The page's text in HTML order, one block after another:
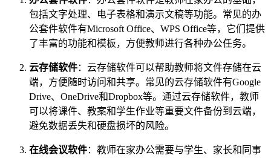
包括文字处理、电子表格和演示文稿等功能。常见的办
公套件软件有Microsoft Office、WPS Office等，它们提供
了丰富的功能和模板，方便教师进行各种办公任务。
云存储软件：云存储软件可以帮助教师将文件存储在云
端，方便随时访问和共享。常见的云存储软件有Google
Drive、OneDrive和Dropbox等。通过云存储软件，教师
可以将课件、教案和学生作业等重要文件备份到云端，
避免数据丢失和硬盘损坏的风险。
在线会议软件：教师在家办公需要与学生、家长和同事